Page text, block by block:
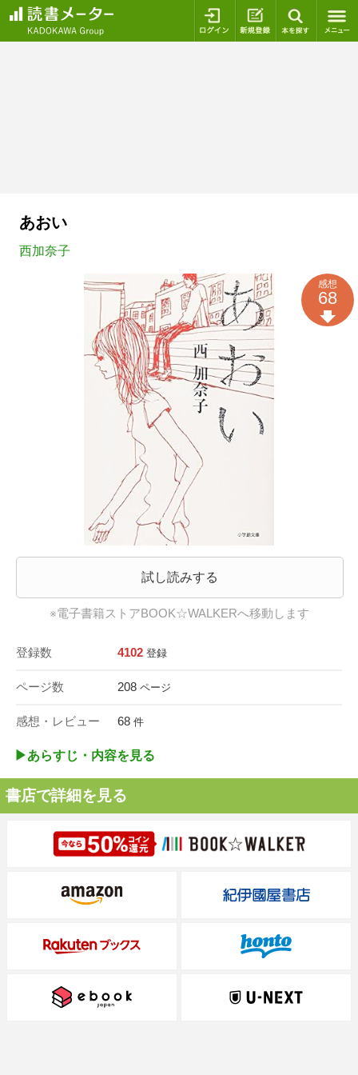
ログイン 新規登録
あおい
西加奈子
試し読みする
※電子書籍ストアBOOK☆WALKERへ移動します
登録数 4102 登録
ページ数 208 ページ
感想・レビュー 68 件
感想
68
▶︎あらすじ・内容を見る
書店で詳細を見る